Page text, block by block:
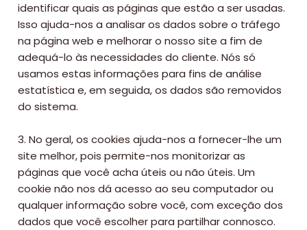
identificar quais as páginas que estão a ser usadas.
Isso ajuda-nos a analisar os dados sobre o tráfego
na página web e melhorar o nosso site a fim de
adequá-lo às necessidades do cliente. Nós só
usamos estas informações para fins de análise
estatística e, em seguida, os dados são removidos
do sistema.
3. No geral, os cookies ajuda-nos a fornecer-lhe um
site melhor, pois permite-nos monitorizar as
páginas que você acha úteis ou não úteis. Um
cookie não nos dá acesso ao seu computador ou
qualquer informação sobre você, com exceção dos
dados que você escolher para partilhar connosco.